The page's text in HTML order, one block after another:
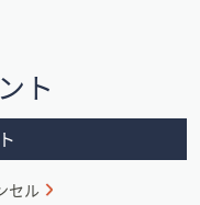
ト
セル